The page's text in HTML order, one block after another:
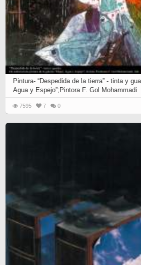
Pintura- “Despedida de la tierra” - tinta y
Agua y Espejo”;Pintora F. Gol Mohammadi
7595 7 0